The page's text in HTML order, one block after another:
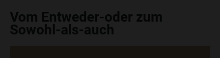
Vom Entweder‑oder zum
Sowohl‑als‑auch